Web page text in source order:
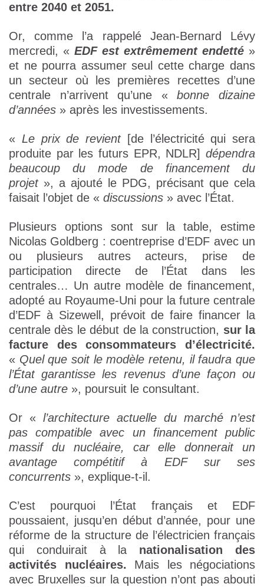
entre 2040 et 2051.
Or, comme l’a rappelé Jean-Bernard Lévy
mercredi, « EDF est extrêmement endetté »
et ne pourra assumer seul cette charge dans
un secteur où les premières recettes d’une
centrale n’arrivent qu’une «bonne dizaine
d’années » après les investissements.
« Le prix de revient[de l’électricité qui sera
produite par les futurs EPR, NDLR] dépendra
beaucoup du mode de financement du
projet», a ajouté le PDG, précisant que cela
faisait l’objet de « discussions » avec l’État.
Plusieurs options sont sur la table, estime
Nicolas Goldberg : coentreprise d’EDF avec un
ou plusieurs autres acteurs, prise de
participation directe de l’État dans les
centrales… Un autre modèle de financement,
adopté au Royaume-Uni pour la future centrale
d’EDF à Sizewell, prévoit de faire financer la
centrale dès le début de la construction, sur la
facture des consommateurs d’électricité.
« Quel que soit le modèle retenu, il faudra que
l’État garantisse les revenus d’une façon ou
d’une autre », poursuit le consultant.
Or « l’architecture actuelle du marché n’est
pas compatible avec un financement public
massif du nucléaire, car elle donnerait un
avantage compétitif à EDF sur ses
concurrents », explique-t-il.
C’est pourquoi l’État français et EDF
poussaient, jusqu’en début d’année, pour une
réforme de la structure de l’électricien français
qui conduirait à la nationalisation des
activités nucléaires. Mais les négociations
avec Bruxelles sur la question n’ont pas abouti